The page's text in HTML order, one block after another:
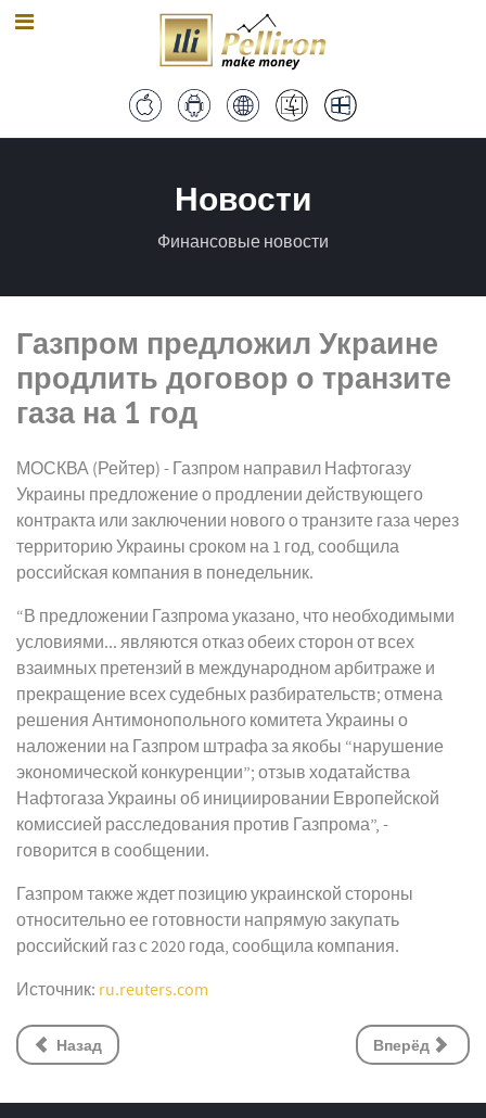
Новости
Финансовые новости
Газпром предложил Украине
продлить договор о транзите
газа на 1 год
МОСКВА (Рейтер) - Газпром направил Нафтогазу
Украины предложение о продлении действующего
контракта или заключении нового о транзите газа через
территорию Украины сроком на 1 год, сообщила
российская компания в понедельник.
“В предложении Газпрома указано, что необходимыми
условиями... являются отказ обеих сторон от всех
взаимных претензий в международном арбитраже и
прекращение всех судебных разбирательств; отмена
решения Антимонопольного комитета Украины о
наложении на Газпром штрафа за якобы “нарушение
экономической конкуренции”; отзыв ходатайства
Нафтогаза Украины об инициировании Европейской
комиссией расследования против Газпрома”, -
говорится в сообщении.
Газпром также ждет позицию украинской стороны
относительно ее готовности напрямую закупать
российский газ с 2020 года, сообщила компания.
Источник: ru.reuters.com
Назад Вперёд